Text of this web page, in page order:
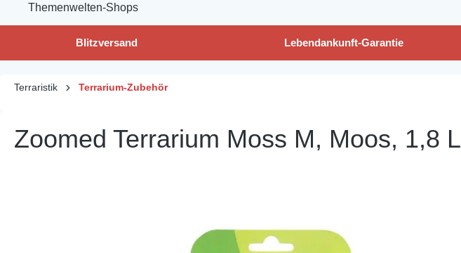
Themenwelten-Shops
Blitzversand Lebendankunft-Garantie
Terraristik Terrarium-Zubehör
Zoomed Terrarium Moss M, Moos, 1,8 L